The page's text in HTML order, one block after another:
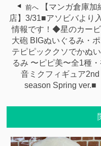
前へ
【マンガ倉庫加
店】3/31■アソビバより
情報です！◆星のカービ
大砲 BIGぬいぐるみ・
テピピッククソでかぬ
るみ 〜ピピ美〜全1種
音ミクフィギュア2nd
season Spring ver.■